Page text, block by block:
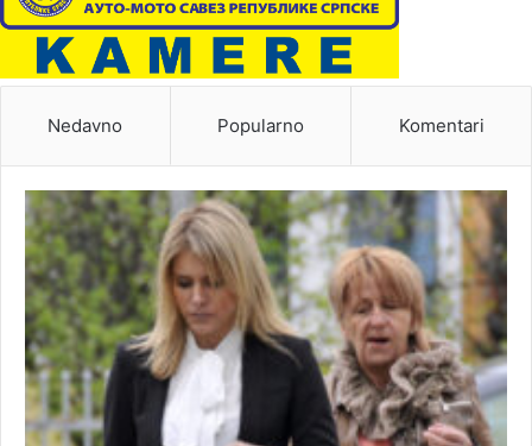
Nedavno Popularno Komentari